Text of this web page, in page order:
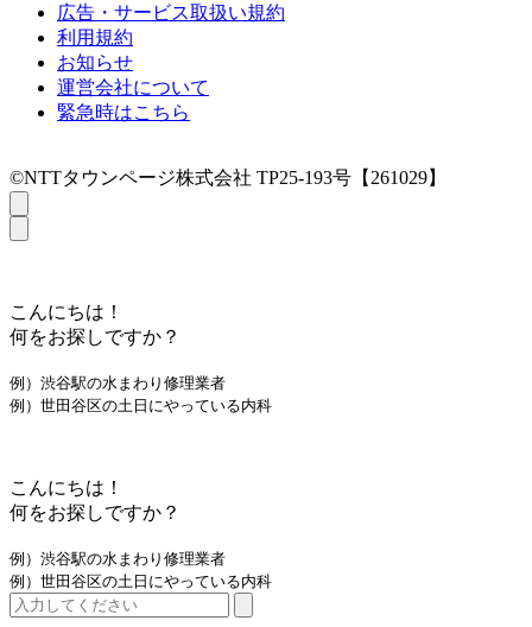
広告・サービス取扱い規約
利用規約
お知らせ
運営会社について
緊急時はこちら
©NTTタウンページ株式会社 TP25-193号【261029】
こんにちは！
何をお探しですか？
例）渋谷駅の水まわり修理業者
例）世田谷区の土日にやっている内科
こんにちは！
何をお探しですか？
例）渋谷駅の水まわり修理業者
例）世田谷区の土日にやっている内科